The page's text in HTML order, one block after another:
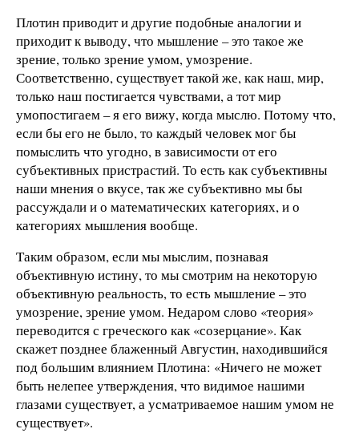
Плотин приводит и другие подобные аналогии и
приходит к выводу, что мышление – это такое же
зрение, только зрение умом, умозрение.
Соответственно, существует такой же, как наш, мир,
только наш постигается чувствами, а тот мир
умопостигаем – я его вижу, когда мыслю. Потому что,
если бы его не было, то каждый человек мог бы
помыслить что угодно, в зависимости от его
субъективных пристрастий. То есть как субъективны
наши мнения о вкусе, так же субъективно мы бы
рассуждали и о математических категориях, и о
категориях мышления вообще.
Таким образом, если мы мыслим, познавая
объективную истину, то мы смотрим на некоторую
объективную реальность, то есть мышление – это
умозрение, зрение умом. Недаром слово «теория»
переводится с греческого как «созерцание». Как
скажет позднее блаженный Августин, находившийся
под большим влиянием Плотина: «Ничего не может
быть нелепее утверждения, что видимое нашими
глазами существует, а усматриваемое нашим умом не
существует».